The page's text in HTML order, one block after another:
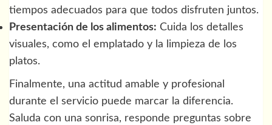
tiempos adecuados para que todos disfruten juntos.
Presentación de los alimentos: Cuida los detalles
visuales, como el emplatado y la limpieza de los
platos.
Finalmente, una actitud amable y profesional
durante el servicio puede marcar la diferencia.
Saluda con una sonrisa, responde preguntas sobre